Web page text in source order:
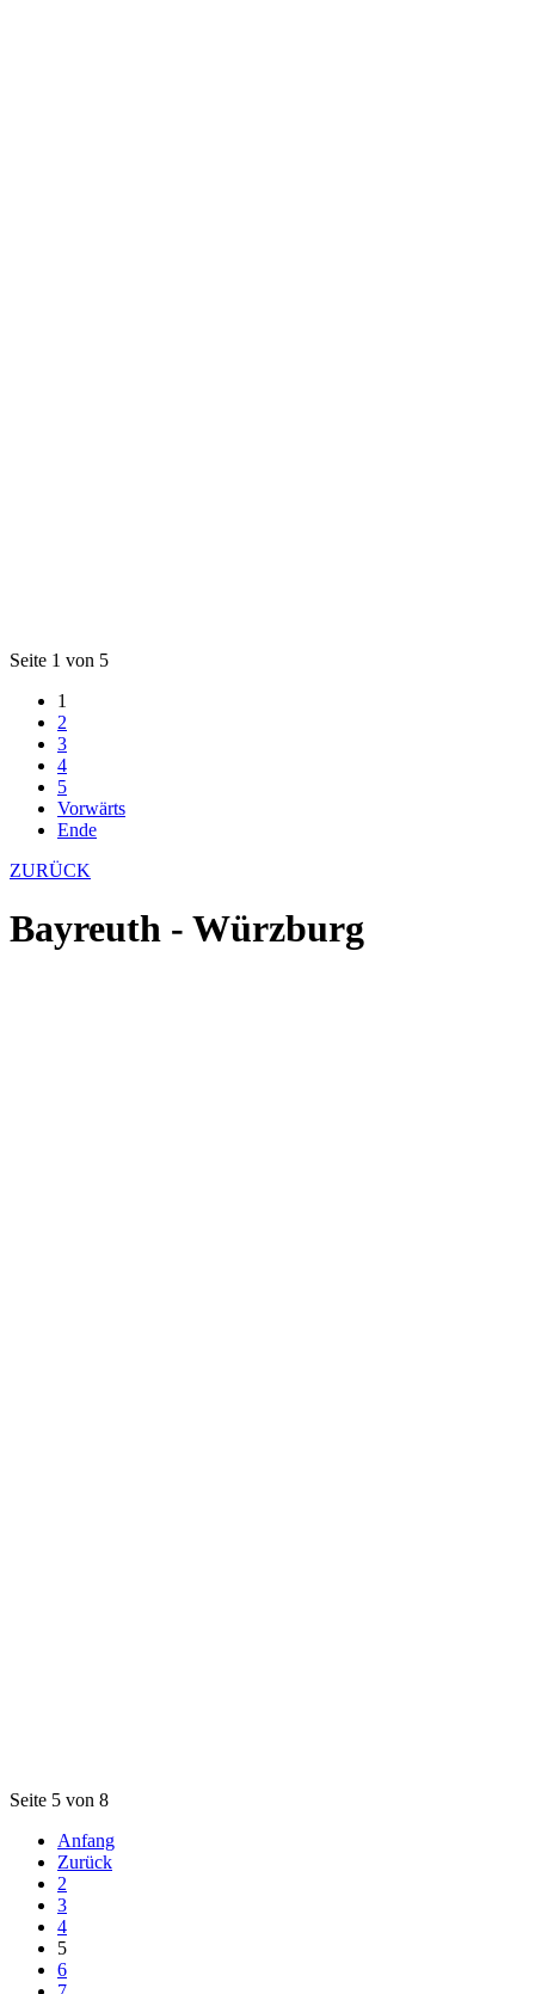
Seite 1 von 5
1
2
3
4
5
Vorwärts
Ende
ZURÜCK
Bayreuth - Würzburg
Seite 5 von 8
Anfang
Zurück
2
3
4
5
6